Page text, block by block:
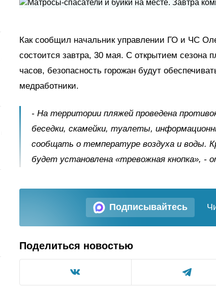
Как сообщил начальник управлении ГО и ЧС
состоится завтра, 30 мая. С открытием сезона
часов, безопасность горожан будут
медработники.
- На территории пляжей проведена
беседки, скамейки, туалеты,
сообщать о температуре воздуха и воды.
будет установлена «тревожная кнопка»,
Подписывайтесь
Поделиться новостью